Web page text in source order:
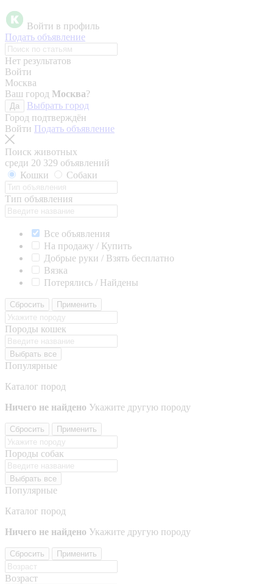
Войти в профиль
Подать объявление
Нет результатов
Войти
Москва
Ваш город Москва?
Да
Выбрать город
Город подтверждён
Войти Подать объявление
Поиск животных
среди 20 329 объявлений
Кошки
Собаки
Тип объявления
Все объявления
На продажу / Купить
Добрые руки / Взять бесплатно
Вязка
Потерялись / Найдены
Сбросить Применить
Породы кошек
Выбрать все
Популярные
Каталог пород
Ничего не найдено Укажите другую породу
Сбросить Применить
Породы собак
Выбрать все
Популярные
Каталог пород
Ничего не найдено Укажите другую породу
Сбросить Применить
Возраст